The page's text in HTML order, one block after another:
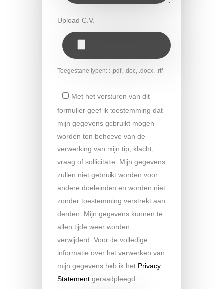
Upload C.V.
Toegestane typen: : .pdf, .doc, .docx, .rtf
Met het versturen van dit
formulier geef ik toestemming dat
mijn gegevens gebruikt mogen
worden ten behoeve van de
verwerking van mijn tip, klacht,
vraag of sollicitatie. Mijn gegevens
zullen niet gebruikt worden voor
andere doeleinden en worden niet
zonder toestemming verstrekt aan
derden. Mijn gegevens kunnen te
allen tijde weer worden
verwijderd. Voor de volledige
informatie over het verwerken van
mijn gegevens heb ik het Privacy
Statement geraadpleegd.